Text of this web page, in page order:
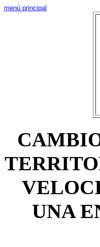
menú principal
UNA